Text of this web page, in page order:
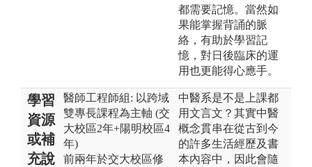
都需要記憶。當然如
果能掌握背誦的脈
絡，有助於學習記
憶，對日後臨床的運
用也更能得心應手。
學習
資源
或補
充說
醫師工程師組: 以跨域
雙專長課程為主軸 (交
大校區2年+陽明校區4
年)
前兩年於交大校區修
中醫系是不是上課都
用文言文？其實中醫
概念貫串在從古到今
的許多生活經歷及書
本內容中，因此會隨